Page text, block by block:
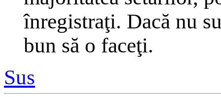
înregistraţi. Dacă nu
bun să o faceţi.
Sus